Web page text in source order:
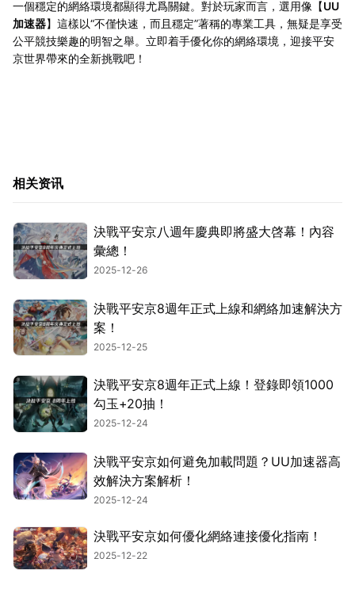
一個穩定的網絡環境都顯得尤爲關鍵。對於玩家而言，選用像【UU
加速器】這樣以“不僅快速，而且穩定”著稱的專業工具，無疑是享受
公平競技樂趣的明智之舉。立即着手優化你的網絡環境，迎接平安
京世界帶來的全新挑戰吧！
相关资讯
決戰平安京八週年慶典即將盛大啓幕！內容
彙總！
2025-12-26
決戰平安京8週年正式上線和網絡加速解決方
案！
2025-12-25
決戰平安京8週年正式上線！登錄即領1000
勾玉+20抽！
2025-12-24
決戰平安京如何避免加載問題？UU加速器高
效解決方案解析！
2025-12-24
決戰平安京如何優化網絡連接優化指南！
2025-12-22